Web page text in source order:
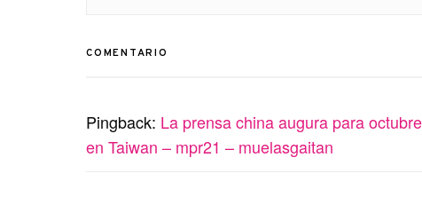
COMENTARIO
Pingback: La prensa china augura para
en Taiwan – mpr21 – muelasgaitan